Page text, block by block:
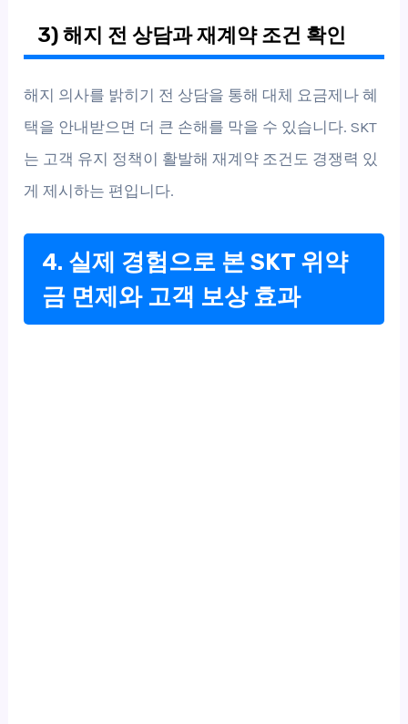
3) 해지 전 상담과 재계약 조건 확인
해지 의사를 밝히기 전 상담을 통해 대체 요금제나 혜
택을 안내받으면 더 큰 손해를 막을 수 있습니다. SKT
는 고객 유지 정책이 활발해 재계약 조건도 경쟁력 있
게 제시하는 편입니다.
4. 실제 경험으로 본 SKT 위약
금 면제와 고객 보상 효과